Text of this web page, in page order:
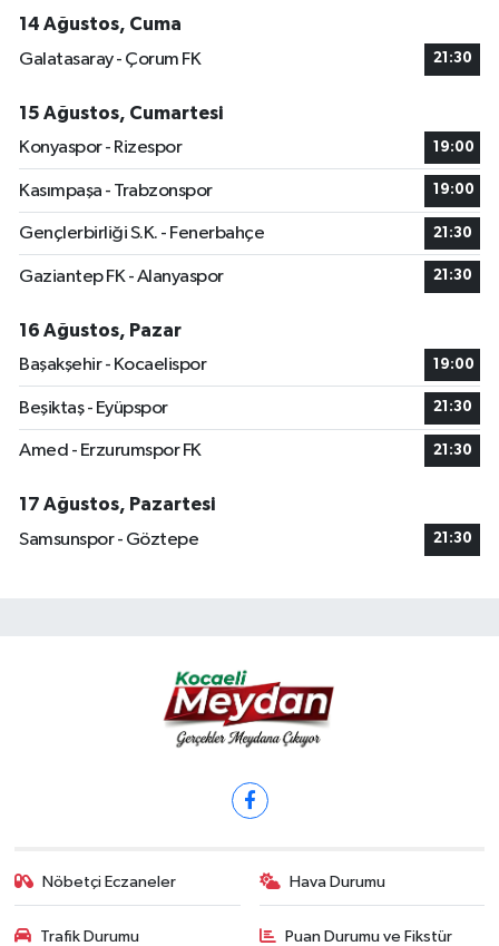
14 Ağustos, Cuma
Galatasaray - Çorum FK
21:30
15 Ağustos, Cumartesi
Konyaspor - Rizespor
19:00
Kasımpaşa - Trabzonspor 19:00
Gençlerbirliği S.K. - Fenerbahçe 21:30
Gaziantep FK - Alanyaspor 21:30
16 Ağustos, Pazar
Başakşehir - Kocaelispor
19:00
Beşiktaş - Eyüpspor 21:30
Amed - Erzurumspor FK 21:30
17 Ağustos, Pazartesi
Samsunspor - Göztepe
21:30
Nöbetçi Eczaneler Hava Durumu
Trafik Durumu Puan Durumu ve Fikstür